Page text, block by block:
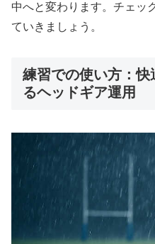
中へと変わります。チェッ
ていきましょう。
練習での使い方：
るヘッドギア運用